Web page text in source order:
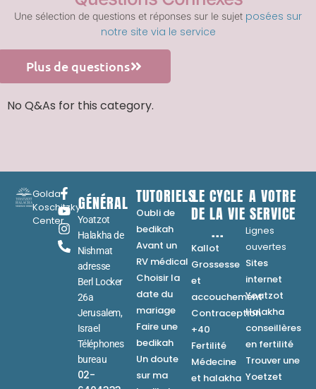
Une sélection de questions et réponses sur le sujet posées sur
notre site via le service
Plus de questions
No Q&As for this category.
Golda
Koschitzky
Center
GÉNÉRAL
Yoatzot
Halakha de
Nishmat
adresse
Berl Locker
26a
Jerusalem,
Israel
Téléphones
bureau
02-
TUTORIELS
Oubli de
bedikah
Avant un
RV médical
Choisir la
date du
mariage
Faire une
bedikah
Un doute
sur ma
LE CYCLE
DE LA VIE
...
Kallot
Grossesse
et
accouchement
Contraception
+40
Fertilité
Médecine
et halakha
A VOTRE
SERVICE
Lignes
ouvertes
Sites
internet
Yoatzot
Halakha
conseillères
en fertilité
Trouver une
Yoetzet